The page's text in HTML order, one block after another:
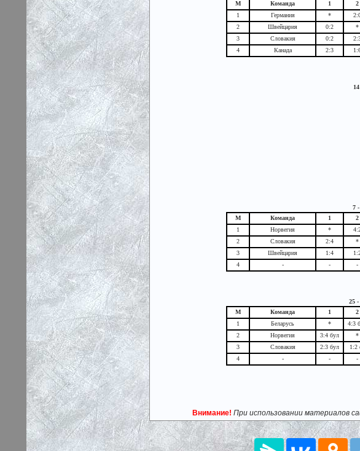
М
Команда 1 2
1
Германия *
2
Швейцария 0:2 *
3
Словакия 0:2
4
Канада 2:3
7
М
Команда 1 2
1
Норвегия *
2
Словакия 2:4 *
3
Швейцария 1:4
4
- - -
25
М
Команда 1 2
1
Беларусь * 4:3
2
Норвегия 3:4 бул *
3
Словакия 2:3 бул 1:2
4
- - -
Внимание! При использовании материалов